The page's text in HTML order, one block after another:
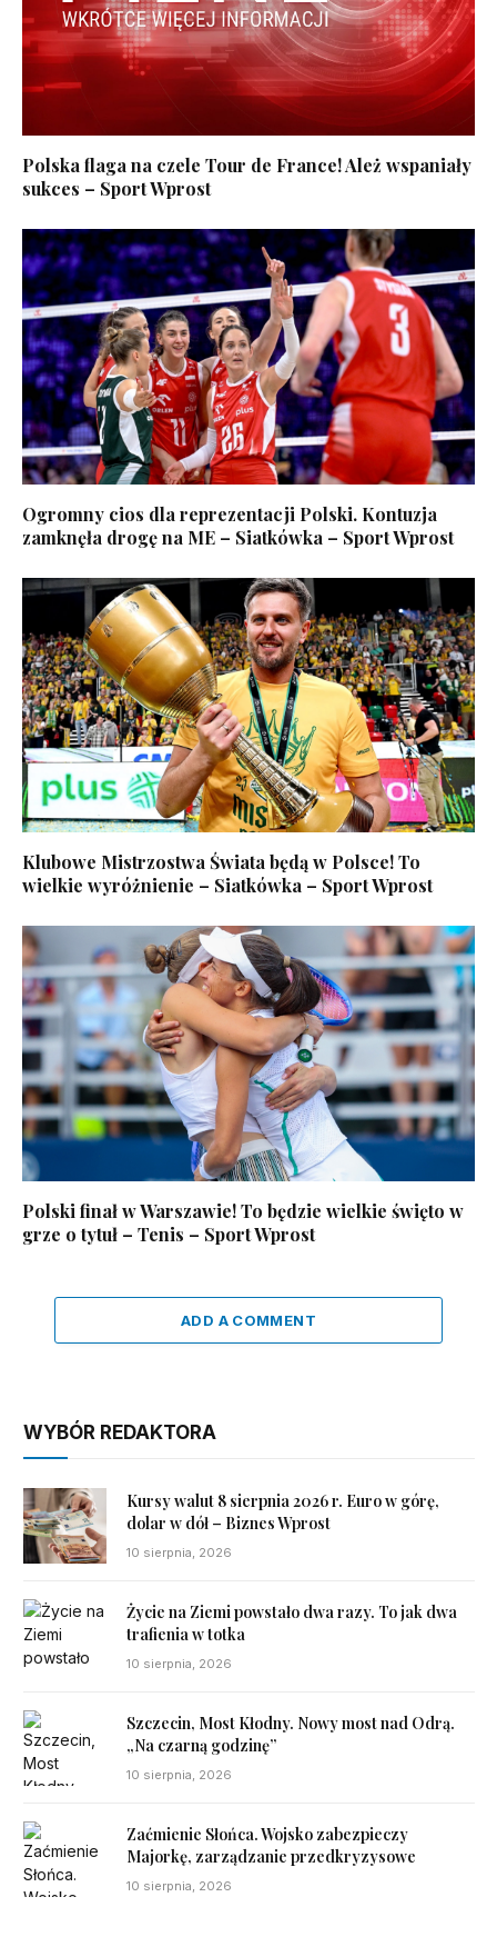
Polska flaga na czele Tour de France! Ależ wspaniały
sukces – Sport Wprost
Ogromny cios dla reprezentacji Polski. Kontuzja
zamknęła drogę na ME – Siatkówka – Sport Wprost
Klubowe Mistrzostwa Świata będą w Polsce! To
wielkie wyróżnienie – Siatkówka – Sport Wprost
Polski finał w Warszawie! To będzie wielkie święto w
grze o tytuł – Tenis – Sport Wprost
ADD A COMMENT
WYBÓR REDAKTORA
Kursy walut 8 sierpnia 2026 r. Euro w górę,
dolar w dół – Biznes Wprost
10 sierpnia, 2026
Życie na Ziemi powstało dwa razy. To jak dwa
trafienia w totka
10 sierpnia, 2026
Szczecin, Most Kłodny. Nowy most nad Odrą.
„Na czarną godzinę”
10 sierpnia, 2026
Zaćmienie Słońca. Wojsko zabezpieczy
Majorkę, zarządzanie przedkryzysowe
10 sierpnia, 2026